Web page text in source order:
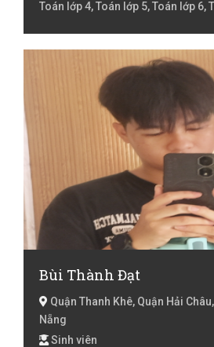
Toán lớp 4, Toán lớp 5, Toán lớp 6,
Bùi Thành Đạt
Quận Thanh Khê, Quận Hải
Nẵng
Sinh viên